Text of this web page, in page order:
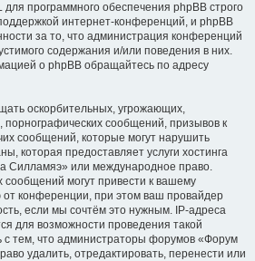
программного обеспечения phpBB строго
интернет-конференций, и phpBB
за то, что администрация конференций
содержания и/или поведения в них.
о phpBB обращайтесь по адресу
оскорбительных, угрожающих,
порнографических сообщений, призывов к
сообщений, которые могут нарушить
которая предоставляет услуги хостинга
Силламяэ» или международное право.
могут привести к вашему
конференции, при этом ваш провайдер
если мы сочтём это нужным. IP-адреса
для возможности проведения такой
с тем, что администраторы форумов «Форум
удалить, отредактировать, перенести или